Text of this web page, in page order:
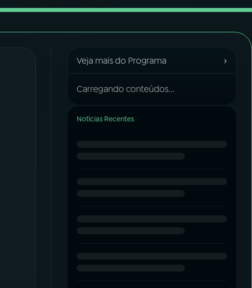
Veja mais do Programa ›
Carregando conteúdos...
Notícias Recentes